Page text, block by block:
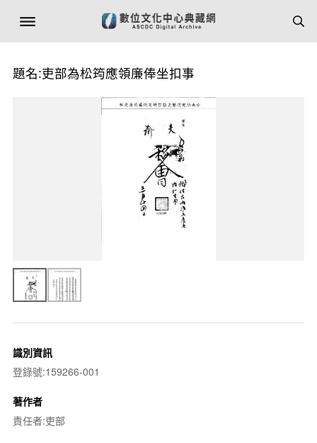
題名:吏部為松筠應領廉俸坐扣事
識別資訊
登錄號:159266-001
著作者
責任者:吏部